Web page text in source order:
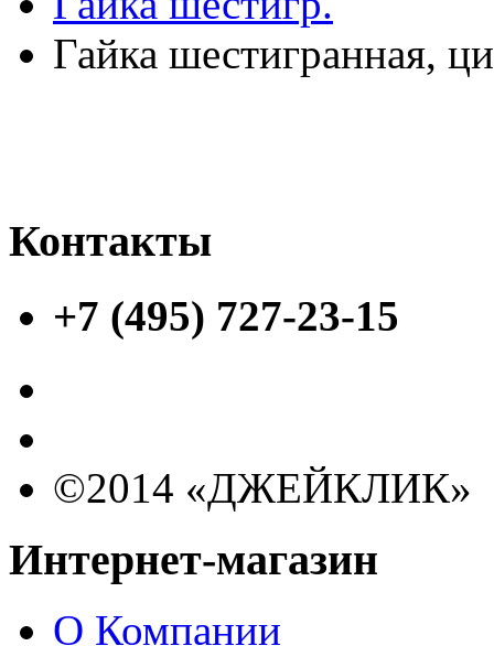
Гайка шестигранная,
Контакты
+7 (495) 727-23-15
©2014 «ДЖЕЙКЛИК»
Интернет-магазин
О Компании